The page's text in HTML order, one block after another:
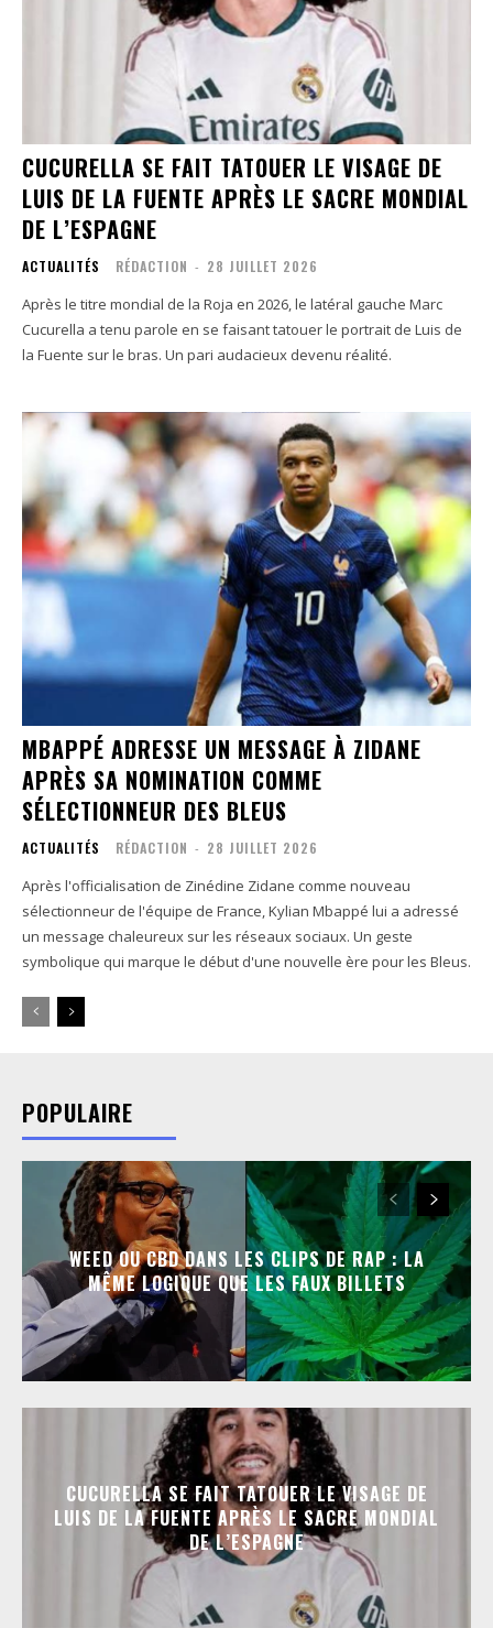
CUCURELLA SE FAIT TATOUER LE VISAGE DE
LUIS DE LA FUENTE APRÈS LE SACRE MONDIAL
DE L’ESPAGNE
ACTUALITÉS RÉDACTION - 28 JUILLET 2026
Après le titre mondial de la Roja en 2026, le latéral gauche Marc
Cucurella a tenu parole en se faisant tatouer le portrait de Luis de
la Fuente sur le bras. Un pari audacieux devenu réalité.
MBAPPÉ ADRESSE UN MESSAGE À ZIDANE
APRÈS SA NOMINATION COMME
SÉLECTIONNEUR DES BLEUS
ACTUALITÉS RÉDACTION - 28 JUILLET 2026
Après l'officialisation de Zinédine Zidane comme nouveau
sélectionneur de l'équipe de France, Kylian Mbappé lui a adressé
un message chaleureux sur les réseaux sociaux. Un geste
symbolique qui marque le début d'une nouvelle ère pour les Bleus.
POPULAIRE
WEED OU CBD DANS LES CLIPS DE RAP : LA
MÊME LOGIQUE QUE LES FAUX BILLETS
CUCURELLA SE FAIT TATOUER LE VISAGE DE
LUIS DE LA FUENTE APRÈS LE SACRE MONDIAL
DE L’ESPAGNE